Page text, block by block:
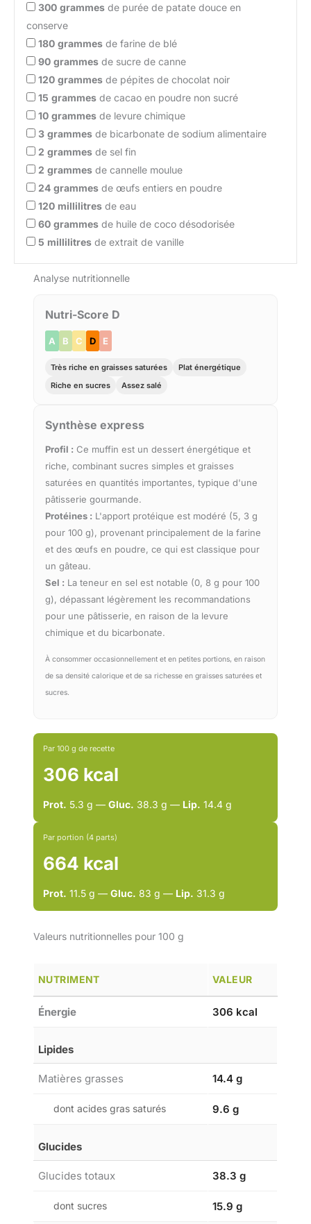
300 grammes de purée de patate douce en
conserve
180 grammes de farine de blé
90 grammes de sucre de canne
120 grammes de pépites de chocolat noir
15 grammes de cacao en poudre non sucré
10 grammes de levure chimique
3 grammes de bicarbonate de sodium alimentaire
2 grammes de sel fin
2 grammes de cannelle moulue
24 grammes de œufs entiers en poudre
120 millilitres de eau
60 grammes de huile de coco désodorisée
5 millilitres de extrait de vanille
Analyse nutritionnelle
Nutri-Score D
A B C D E
Très riche en graisses saturées
Plat énergétique
Riche en sucres
Assez salé
Synthèse express
Profil : Ce muffin est un dessert énergétique et
riche, combinant sucres simples et graisses
saturées en quantités importantes, typique d'une
pâtisserie gourmande.
Protéines : L'apport protéique est modéré (5, 3 g
pour 100 g), provenant principalement de la farine
et des œufs en poudre, ce qui est classique pour
un gâteau.
Sel : La teneur en sel est notable (0, 8 g pour 100
g), dépassant légèrement les recommandations
pour une pâtisserie, en raison de la levure
chimique et du bicarbonate.
À consommer occasionnellement et en petites portions, en raison
de sa densité calorique et de sa richesse en graisses saturées et
sucres.
Par 100 g de recette
306 kcal
Prot. 5.3 g — Gluc. 38.3 g — Lip. 14.4 g
Par portion (4 parts)
664 kcal
Prot. 11.5 g — Gluc. 83 g — Lip. 31.3 g
Valeurs nutritionnelles pour 100 g
NUTRIMENT VALEUR
Énergie 306 kcal
Lipides
Matières grasses 14.4 g
dont acides gras saturés 9.6 g
Glucides
Glucides totaux 38.3 g
dont sucres 15.9 g